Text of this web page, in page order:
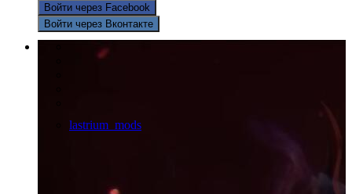
Войти через Facebook
Войти через Вконтакте
lastrium_mods